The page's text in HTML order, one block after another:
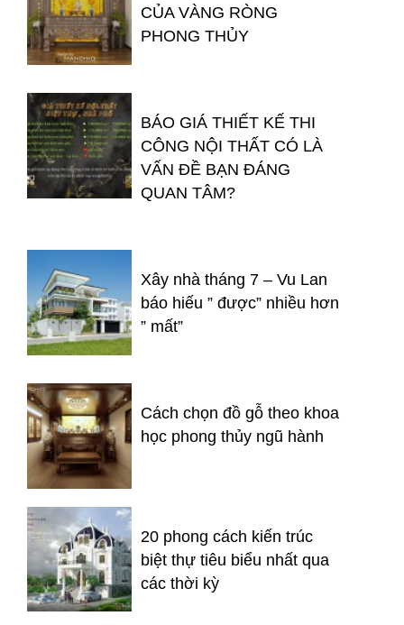
CỦA VÀNG RÒNG
PHONG THỦY
BÁO GIÁ THIẾT KẾ THI
CÔNG NỘI THẤT CÓ LÀ
VẤN ĐỀ BẠN ĐÁNG
QUAN TÂM?
Xây nhà tháng 7 – Vu Lan
báo hiếu ” được” nhiều hơn
” mất”
Cách chọn đồ gỗ theo khoa
học phong thủy ngũ hành
20 phong cách kiến trúc
biệt thự tiêu biểu nhất qua
các thời kỳ